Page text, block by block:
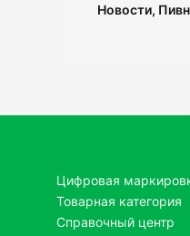
Новости,
Цифровая
Товарная категория
Справочный центр